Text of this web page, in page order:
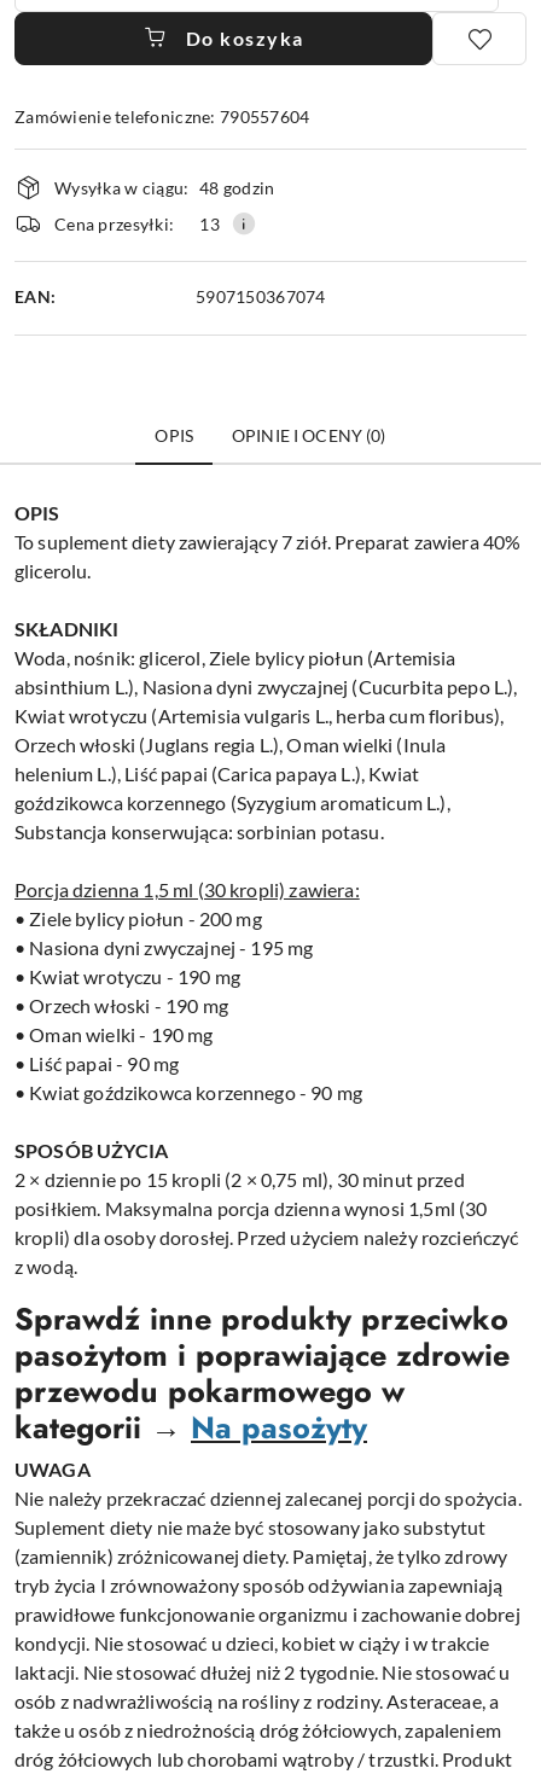
Do koszyka
Zamówienie telefoniczne: 790557604
Dostępność
i
dostawa
Wysyłka w ciągu: 48 godzin
Cena przesyłki:
13
EAN: 5907150367074
OPIS OPINIE I OCENY (0)
OPIS
To suplement diety zawierający 7 ziół. Preparat zawiera 40%
glicerolu.
SKŁADNIKI
Woda, nośnik: glicerol, Ziele bylicy piołun (Artemisia
absinthium L.), Nasiona dyni zwyczajnej (Cucurbita pepo L.),
Kwiat wrotyczu (Artemisia vulgaris L., herbacum floribus),
Orzech włoski (Juglans regia L.), Oman wielki (Inula
helenium L.), Liść papai (Carica papaya L.), Kwiat
goździkowca korzennego (Syzygium aromaticum L.),
Substancja konserwująca: sorbinian potasu.
Porcja dzienna 1,5 ml (30 kropli) zawiera:
• Ziele bylicy piołun - 200 mg
• Nasiona dyni zwyczajnej - 195 mg
• Kwiat wrotyczu - 190 mg
• Orzech włoski - 190 mg
• Oman wielki - 190 mg
• Liść papai - 90 mg
• Kwiat goździkowca korzennego - 90 mg
SPOSÓB UŻYCIA
2 × dziennie po 15 kropli (2 × 0,75 ml), 30 minut przed
posiłkiem. Maksymalna porcja dzienna wynosi 1,5ml (30
kropli) dla osoby dorosłej. Przed użyciem należy rozcieńczyć
z wodą.
Sprawdź inne produkty przeciwko
pasożytom i poprawiające zdrowie
przewodu pokarmowego w
kategorii → Na pasożyty
UWAGA
Nie należy przekraczać dziennej zalecanej porcji do spożycia.
Suplement diety nie maże być stosowany jako substytut
(zamiennik) zróżnicowanej diety. Pamiętaj, że tylko zdrowy
tryb życia I zrównoważony sposób odżywiania zapewniają
prawidłowe funkcjonowanie organizmu i zachowanie dobrej
kondycji. Nie stosować u dzieci, kobiet w ciąży i w trakcie
laktacji. Nie stosować dłużej niż 2 tygodnie. Nie stosować u
osób z nadwrażliwością na rośliny z rodziny. Asteraceae, a
także u osób z niedrożnością dróg żółciowych, zapaleniem
dróg żółciowych lub chorobami wątroby / trzustki. Produkt